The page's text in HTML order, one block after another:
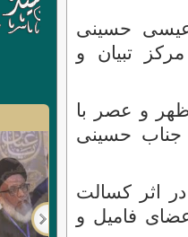
حسینی
تبیان و
و عصر با
جناب حسینی
اثر کسالت
فامیل و